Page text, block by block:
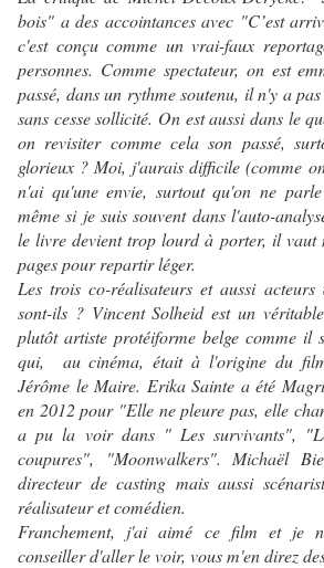
bois" a des accointances avec "C’est
c'est conçu comme un vrai-faux
personnes. Comme spectateur, on est
passé, dans un rythme soutenu, il n'y a
sans cesse sollicité. On est aussi dans le
on revisiter comme cela son passé,
glorieux ? Moi, j'aurais difficile (comme
n'ai qu'une envie, surtout qu'on ne
même si je suis souvent dans l'auto-
le livre devient trop lourd à porter, il vaut
pages pour repartir léger.
Les trois co-réalisateurs et aussi
sont-ils ? Vincent Solheid est un
plutôt artiste protéiforme belge comme il
qui, au cinéma, était à l'origine du
Jérôme le Maire. Erika Sainte a été
en 2012 pour "Elle ne pleure pas, elle
a pu la voir dans " Les survivants",
coupures", "Moonwalkers". Michaël
directeur de casting mais aussi
réalisateur et comédien.
Franchement, j'ai aimé ce film et je
conseiller d'aller le voir, vous m'en direz